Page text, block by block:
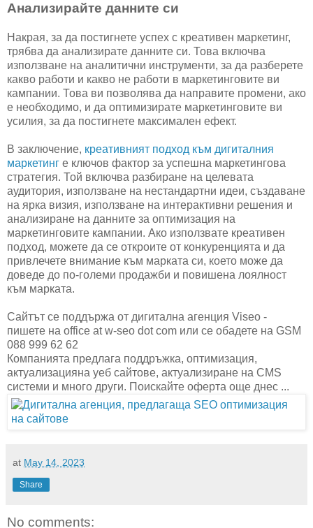
Анализирайте данните си
Накрая, за да постигнете успех с креативен маркетинг,
трябва да анализирате данните си. Това включва
използване на аналитични инструменти, за да разберете
какво работи и какво не работи в маркетинговите ви
кампании. Това ви позволява да направите промени, ако
е необходимо, и да оптимизирате маркетинговите ви
усилия, за да постигнете максимален ефект.
В заключение, креативният подход към дигиталния
маркетинг е ключов фактор за успешна маркетингова
стратегия. Той включва разбиране на целевата
аудитория, използване на нестандартни идеи, създаване
на ярка визия, използване на интерактивни решения и
анализиране на данните за оптимизация на
маркетинговите кампании. Ако използвате креативен
подход, можете да се откроите от конкуренцията и да
привлечете внимание към марката си, което може да
доведе до по-големи продажби и повишена лоялност
към марката.
Сайтът се поддържа от дигитална агенция Viseo -
пишете на office at w-seo dot com или се обадете на GSM
088 999 62 62
Компанията предлага поддръжка, оптимизация,
актуализацияна уеб сайтове, актуализиране на CMS
системи и много други. Поискайте оферта още днес ...
at May 14, 2023
Share
No comments: